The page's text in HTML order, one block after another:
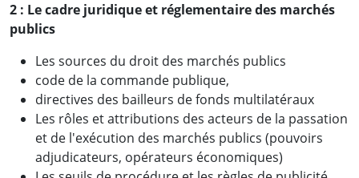
2 : Le cadre juridique et réglementaire des marchés
publics
Les sources du droit des marchés publics
code de la commande publique,
directives des bailleurs de fonds multilatéraux
Les rôles et attributions des acteurs de la passation
et de l'exécution des marchés publics (pouvoirs
adjudicateurs, opérateurs économiques)